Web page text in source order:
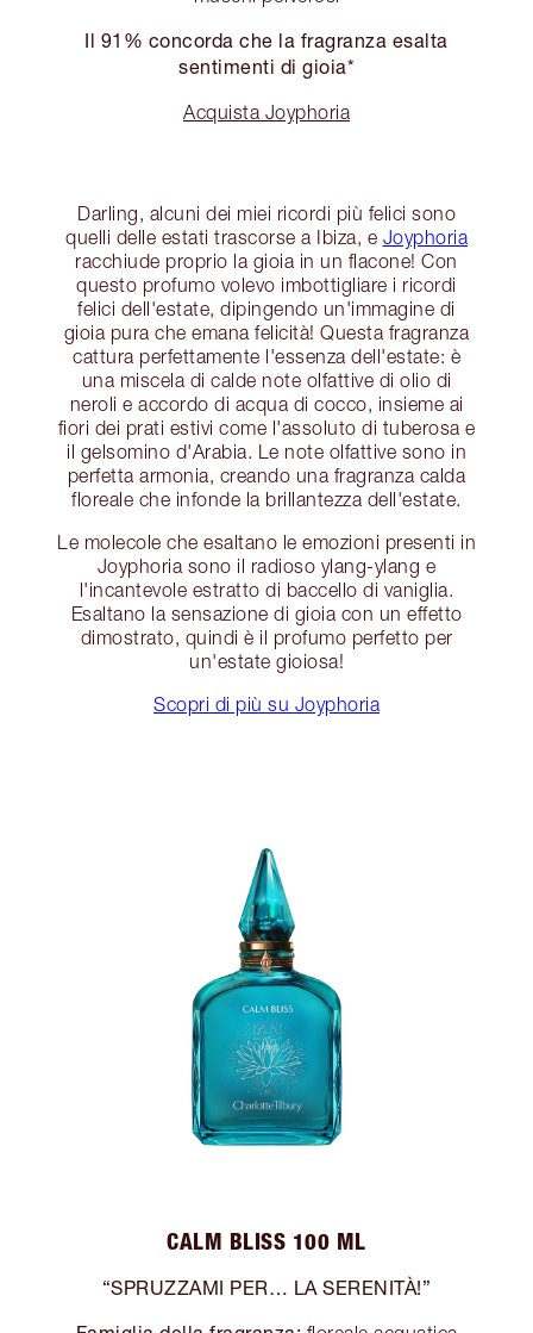
Il 91% concorda che la fragranza esalta
sentimenti di gioia*
Acquista Joyphoria
Darling, alcuni dei miei ricordi più felici sono
quelli delle estati trascorse a Ibiza, e Joyphoria
racchiude proprio la gioia in un flacone! Con
questo profumo volevo imbottigliare i ricordi
felici dell'estate, dipingendo un'immagine di
gioia pura che emana felicità! Questa fragranza
cattura perfettamente l'essenza dell'estate: è
una miscela di calde note olfattive di olio di
neroli e accordo di acqua di cocco, insieme ai
fiori dei prati estivi come l'assoluto di tuberosa e
il gelsomino d'Arabia. Le note olfattive sono in
perfetta armonia, creando una fragranza calda
floreale che infonde la brillantezza dell'estate.
Le molecole che esaltano le emozioni presenti in
Joyphoria sono il radioso ylang-ylang e
l'incantevole estratto di baccello di vaniglia.
Esaltano la sensazione di gioia con un effetto
dimostrato, quindi è il profumo perfetto per
un'estate gioiosa!
Scopri di più su Joyphoria
CALM BLISS 100 ML
“SPRUZZAMI PER… LA SERENITÀ!”